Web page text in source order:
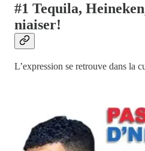
#1 Tequila,
niaiser!
L’expression se retrouve dans la